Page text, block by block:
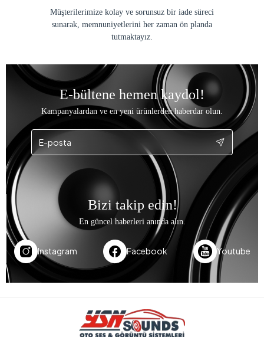
Müşterilerimize kolay ve sorunsuz bir iade süreci
sunarak, memnuniyetlerini her zaman ön planda
tutmaktayız.
E-bültene hemen kaydol!
Kampanyalardan ve en yeni ürünlerden haberdar olun.
Bizi takip edin!
En güncel haberleri anında alın.
Instagram Facebook Youtube